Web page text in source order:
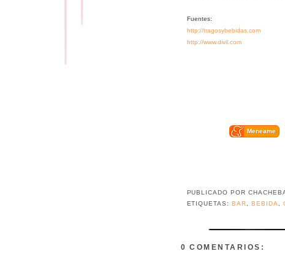
Fuentes:
http://tragosybebidas.com
http://www.divil.com
Meneame
PUBLICADO POR
ETIQUETAS:BAR ,BEBIDA
0 COMENTARIOS: